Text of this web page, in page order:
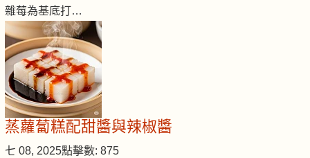
雜莓為基底打…
蒸蘿蔔糕配甜醬與辣椒醬
七 08, 2025點擊數: 875